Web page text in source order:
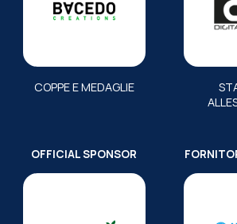
COPPE E MEDAGLIE
OFFICIAL SPONSOR